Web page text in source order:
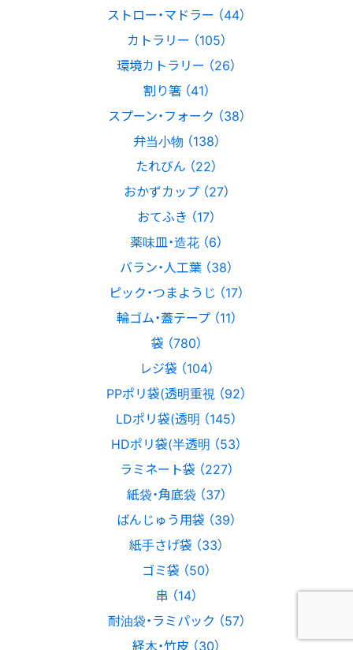
ストロー・マドラー （44）
カトラリー （105）
環境カトラリー （26）
割り箸 （41）
スプーン・フォーク （38）
弁当小物 （138）
たれびん （22）
おかずカップ （27）
おてふき （17）
薬味皿・造花 （6）
バラン・人工葉 （38）
ピック・つまようじ （17）
輪ゴム・蓋テープ （11）
袋 （780）
レジ袋 （104）
PPポリ袋(透明重視 （92）
LDポリ袋(透明 （145）
HDポリ袋(半透明 （53）
ラミネート袋 （227）
紙袋・角底袋 （37）
ばんじゅう用袋 （39）
紙手さげ袋 （33）
ゴミ袋 （50）
串 （14）
耐油袋・ラミパック （57）
経木・竹皮 （30）